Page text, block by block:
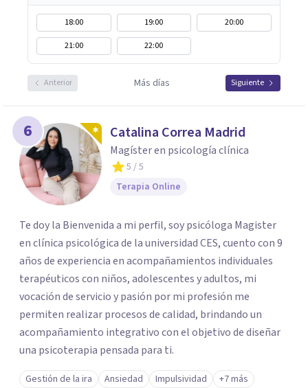
18:00 19:00
20:00
21:00
22:00
Anterior Más días Siguiente
6 Catalina Correa Madrid
Magíster en psicología clínica
5 / 5
Terapia Online
Te doy la Bienvenida a mi perfil, soy psicóloga Magister
en clínica psicológica de la universidad CES, cuento con 9
años de experiencia en acompañamientos individuales
terapéuticos con niños, adolescentes y adultos, mi
vocación de servicio y pasión por mi profesión me
permiten realizar procesos de calidad, brindando un
acompañamiento integrativo con el objetivo de diseñar
una psicoterapia pensada para ti.
Gestión de la ira Ansiedad Impulsividad +7 más